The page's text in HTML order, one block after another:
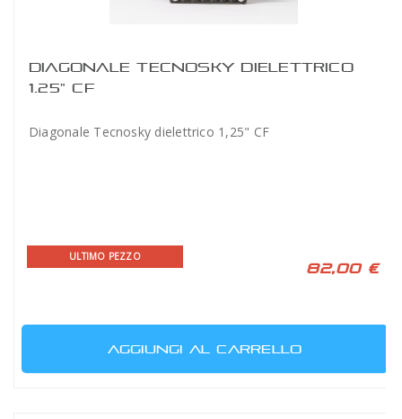
DIAGONALE TECNOSKY DIELETTRICO
1.25" CF
Diagonale Tecnosky dielettrico 1,25" CF
ULTIMO PEZZO
82,00 €
AGGIUNGI AL CARRELLO